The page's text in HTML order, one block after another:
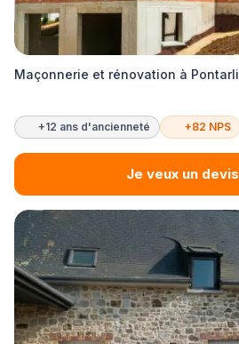
Maçonnerie et rénovation à
+12 ans d'ancienneté +82 NPS
Je veux un